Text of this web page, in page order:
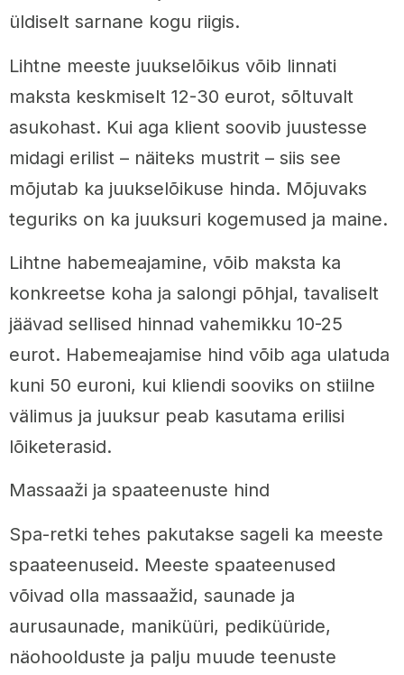
üldiselt sarnane kogu riigis.
Lihtne meeste juukselõikus võib linnati
maksta keskmiselt 12-30 eurot, sõltuvalt
asukohast. Kui aga klient soovib juustesse
midagi erilist – näiteks mustrit – siis see
mõjutab ka juukselõikuse hinda. Mõjuvaks
teguriks on ka juuksuri kogemused ja maine.
Lihtne habemeajamine, võib maksta ka
konkreetse koha ja salongi põhjal, tavaliselt
jäävad sellised hinnad vahemikku 10-25
eurot. Habemeajamise hind võib aga ulatuda
kuni 50 euroni, kui kliendi sooviks on stiilne
välimus ja juuksur peab kasutama erilisi
lõiketerasid.
Massaaži ja spaateenuste hind
Spa-retki tehes pakutakse sageli ka meeste
spaateenuseid. Meeste spaateenused
võivad olla massaažid, saunade ja
aurusaunade, maniküüri, pediküüride,
näohoolduste ja palju muude teenuste